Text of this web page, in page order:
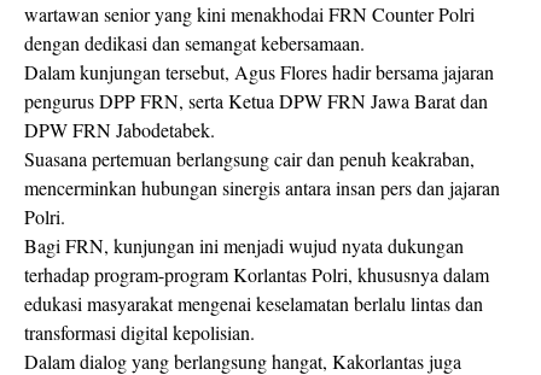
wartawan senior yang kini menakhodai FRN Counter Polri
dengan dedikasi dan semangat kebersamaan.
Dalam kunjungan tersebut, Agus Flores hadir bersama jajaran
pengurus DPP FRN, serta Ketua DPW FRN Jawa Barat dan
DPW FRN Jabodetabek.
Suasana pertemuan berlangsung cair dan penuh keakraban,
mencerminkan hubungan sinergis antara insan pers dan jajaran
Polri.
Bagi FRN, kunjungan ini menjadi wujud nyata dukungan
terhadap program-program Korlantas Polri, khususnya dalam
edukasi masyarakat mengenai keselamatan berlalu lintas dan
transformasi digital kepolisian.
Dalam dialog yang berlangsung hangat, Kakorlantas juga